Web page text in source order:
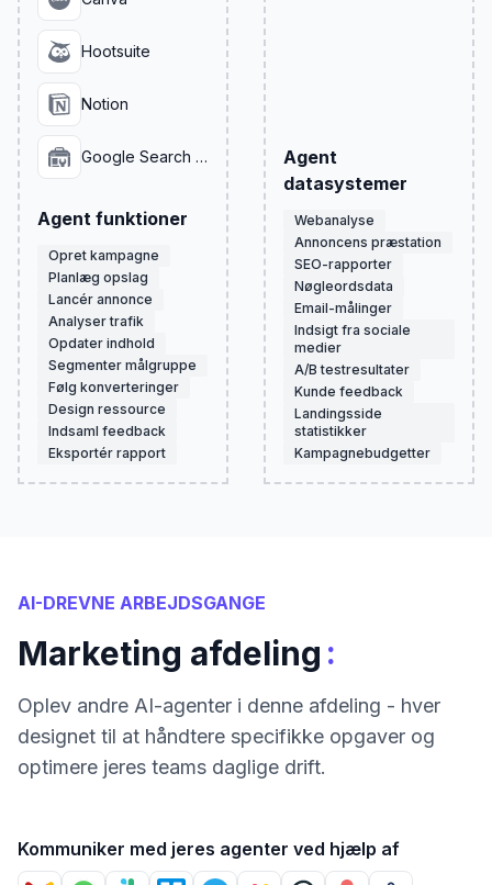
Hootsuite
Notion
Google Search Console
Agent funktioner
Opret kampagne
Planlæg opslag
Lancér annonce
Analyser trafik
Opdater indhold
Segmenter målgruppe
Følg konverteringer
Design ressource
Indsaml feedback
Eksportér rapport
Agent
datasystemer
Webanalyse
Annoncens præstation
SEO-rapporter
Nøgleordsdata
Email-målinger
Indsigt fra sociale
medier
A/B testresultater
Kunde feedback
Landingsside
statistikker
Kampagnebudgetter
AI-DREVNE ARBEJDSGANGE
Marketing afdeling :
Oplev andre AI-agenter i denne afdeling - hver
designet til at håndtere specifikke opgaver og
optimere jeres teams daglige drift.
Kommuniker med jeres agenter ved hjælp af